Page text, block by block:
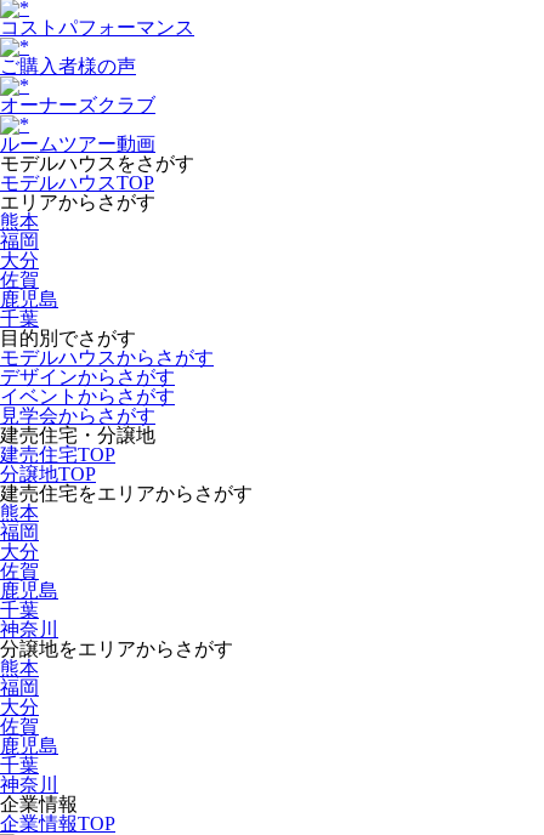
コストパフォーマンス
ご購入者様の声
オーナーズクラブ
ルームツアー動画
モデルハウスをさがす
モデルハウスTOP
エリアからさがす
熊本
福岡
大分
佐賀
鹿児島
千葉
目的別でさがす
モデルハウスからさがす
デザインからさがす
イベントからさがす
見学会からさがす
建売住宅・分譲地
建売住宅TOP
分譲地TOP
建売住宅をエリアからさがす
熊本
福岡
大分
佐賀
鹿児島
千葉
神奈川
分譲地をエリアからさがす
熊本
福岡
大分
佐賀
鹿児島
千葉
神奈川
企業情報
企業情報TOP